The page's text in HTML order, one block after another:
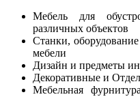
Мебель для
различных объектов
Станки,
мебели
Дизайн и предметы
Декоративные и
Мебельная